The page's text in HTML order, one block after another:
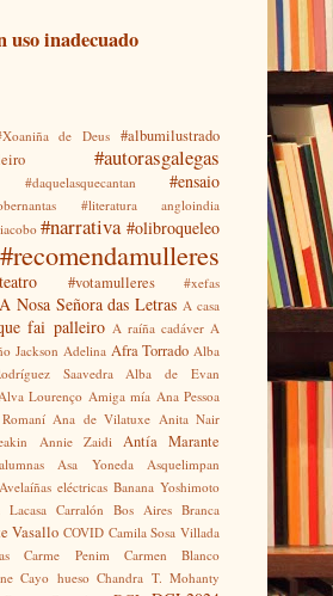
inadecuado
de Deus
#albumilustrado
#autorasgalegas
#daquelasquecantan #ensaio
#literatura angloindia
#narrativa #olibroqueleo
#recomendamulleres
#votamulleres
#xefas
A Nosa Señora das Letras A casa
fai palleiro A raíña cadáver A
Jackson Adelina Afra Torrado Alba
Saavedra
Alba de Evan
Alva Lourenço Amiga mía Ana Pessoa
Ana de Vilatuxe Anita Nair
Annie Zaidi Antía Marante
Asa Yoneda Asquelimpan
Avelaíñas eléctricas Banana Yoshimoto
Lacasa Carralón Bos Aires Branca
Vasallo COVID Camila Sosa Villada
Carme Penim
Carmen Blanco
Cayo hueso Chandra T. Mohanty